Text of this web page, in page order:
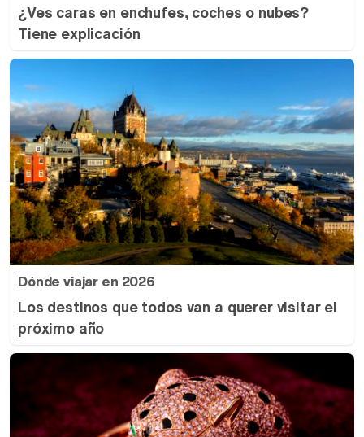
¿Ves caras en enchufes, coches o nubes?
Tiene explicación
Dónde viajar en 2026
Los destinos que todos van a querer visitar el
próximo año